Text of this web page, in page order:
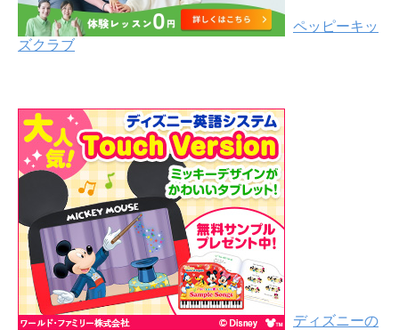
ペッピーキッ
ズクラブ
ディズニーの